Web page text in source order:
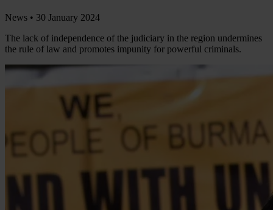
News • 30 January 2024
The lack of independence of the judiciary in the region undermines
the rule of law and promotes impunity for powerful criminals.